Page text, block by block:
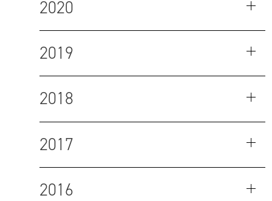
2020
2019
2018
2017
2016